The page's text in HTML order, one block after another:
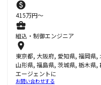
415万円〜
組込・制御エンジニア
東京都, 大阪府, 愛知県, 福岡県
山形県, 福島県, 茨城県, 栃木県,
エージェントに
お問い合わせする